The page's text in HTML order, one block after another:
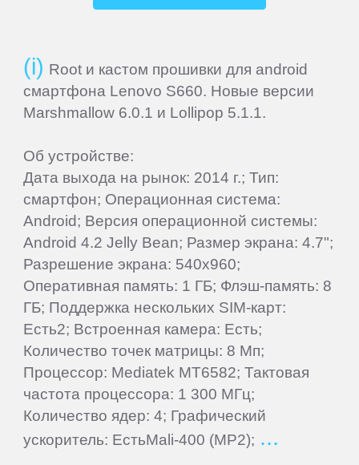
Root и кастом прошивки для android
смартфона Lenovo S660. Новые версии
Marshmallow 6.0.1 и Lollipop 5.1.1.
Об устройстве:
Дата выхода на рынок: 2014 г.; Тип:
смартфон; Операционная система:
Android; Версия операционной системы:
Android 4.2 Jelly Bean; Размер экрана: 4.7";
Разрешение экрана: 540x960;
Оперативная память: 1 ГБ; Флэш-память: 8
ГБ; Поддержка нескольких SIM-карт:
Есть2; Встроенная камера: Есть;
Количество точек матрицы: 8 Мп;
Процессор: Mediatek MT6582; Тактовая
частота процессора: 1 300 МГц;
Количество ядер: 4; Графический
ускоритель: ЕстьMali-400 (MP2);
bb-
mobile
Beholder
Bliss
BQ-
Mobile
Coby
Creative
CrownMicro